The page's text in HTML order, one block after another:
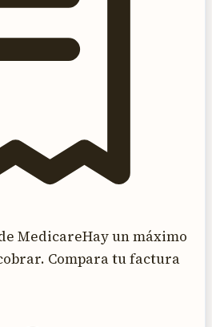
MedicareHay un máximo
Compara tu factura